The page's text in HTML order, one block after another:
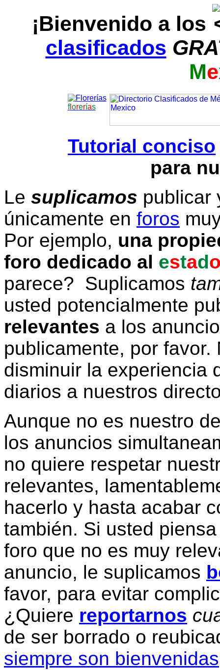
¡Bienvenido a los
clasificados
Me
florerías
Tutorial conciso
para
Le suplicamos publicar
únicamente en foros
Por ejemplo, una
foro dedicado al estad
parece? Suplicamos
usted potencialmente
relevantes a los
publicamente, por
disminuir la experiencia
diarios a nuestros
Aunque no es nuestro
los anuncios
no quiere respetar
relevantes,
hacerlo y hasta acabar
también. Si usted
foro que no es muy
anuncio, le suplicamos
favor, para evitar
¿Quiere reportarnos
de ser borrado o
siempre son bienvenidas